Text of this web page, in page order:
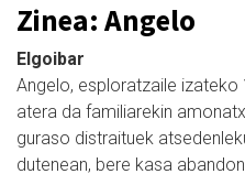
Zinea: Angelo
Elgoibar
Angelo, esploratzaile
atera da familiarekin
guraso distraituek
dutenean, bere kasa